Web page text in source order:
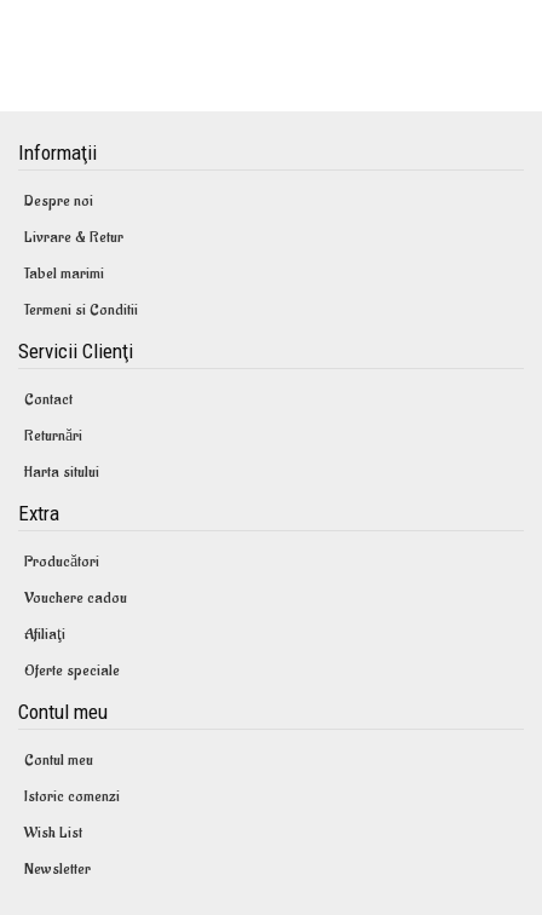
Informaţii
Despre noi
Livrare & Retur
Tabel marimi
Termeni si Conditii
Servicii Clienţi
Contact
Returnări
Harta sitului
Extra
Producători
Vouchere cadou
Afiliaţi
Oferte speciale
Contul meu
Contul meu
Istoric comenzi
Wish List
Newsletter